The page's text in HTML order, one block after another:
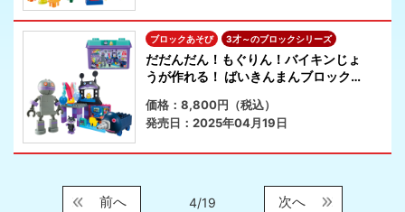
ブロックあそび 3才～のブロックシリーズ
だだんだん！もぐりん！バイキンじょ
うが作れる！ ばいきんまんブロックバ
価格：8,800円（税込）
発売日：2025年04月19日
4/19
前へ 次へ